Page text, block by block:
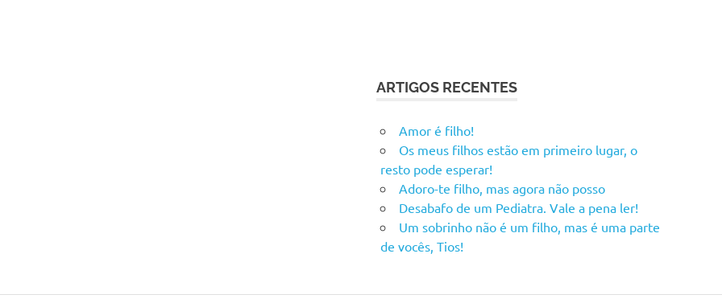
ARTIGOS RECENTES
Amor é filho!
Os meus filhos estão em primeiro lugar, o
resto pode esperar!
Adoro-te filho, mas agora não posso
Desabafo de um Pediatra. Vale a pena ler!
Um sobrinho não é um filho, mas é uma parte
de vocês, Tios!